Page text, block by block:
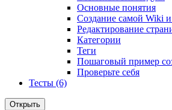
Основные понятия
Создание самой Wiki
Редактирование
Категории
Теги
Пошаговый пример
Проверьте себя
Тесты (6)
Открыть